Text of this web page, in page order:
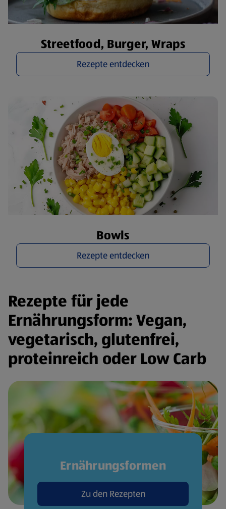
Streetfood, Burger, Wraps
Rezepte entdecken
Bowls
Rezepte entdecken
Rezepte für jede
Ernährungsform: Vegan,
vegetarisch, glutenfrei,
proteinreich oder Low Carb
Ernährungsformen
Zu den Rezepten